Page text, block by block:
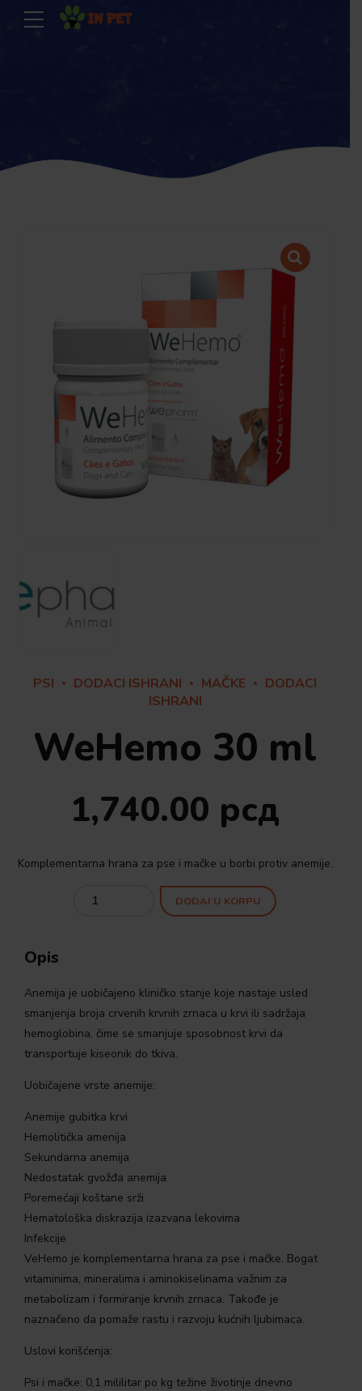
PSI DODACI ISHRANI MAČKE
DODACI
ISHRANI
WeHemo 30 ml
1,740.00 рсд
Komplementarna hrana za pse i mačke u borbi protiv anemije.
Quantity
DODAJ U KORPU
Opis
Anemija je uobičajeno kliničko stanje koje nastaje usled
smanjenja broja crvenih krvnih zrnaca u krvi ili sadržaja
hemoglobina, čime se smanjuje sposobnost krvi da
transportuje kiseonik do tkiva.
Uobičajene vrste anemije:
Anemije gubitka krvi
Hemolitička amenija
Sekundarna anemija
Nedostatak gvožđa anemija
Poremećaji koštane srži
Hematološka diskrazija izazvana lekovima
Infekcije
VeHemo je komplementarna hrana za pse i mačke. Bogat
vitaminima, mineralima i aminokiselinama važnim za
metabolizam i formiranje krvnih zrnaca. Takođe je
naznačeno da pomaže rastu i razvoju kućnih ljubimaca.
Uslovi korišćenja:
Psi i mačke: 0,1 mililitar po kg težine životinje dnevno